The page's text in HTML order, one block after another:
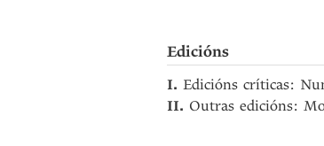
Edicións
I. Edicións críticas:
II. Outras edicións: